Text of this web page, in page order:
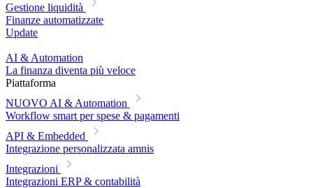
Gestione liquidità
Finanze automatizzate
Update
AI & Automation
La finanza diventa più veloce
Piattaforma
NUOVO AI & Automation
Workflow smart per spese & pagamenti
API & Embedded
Integrazione personalizzata amnis
Integrazioni
Integrazioni ERP & contabilità